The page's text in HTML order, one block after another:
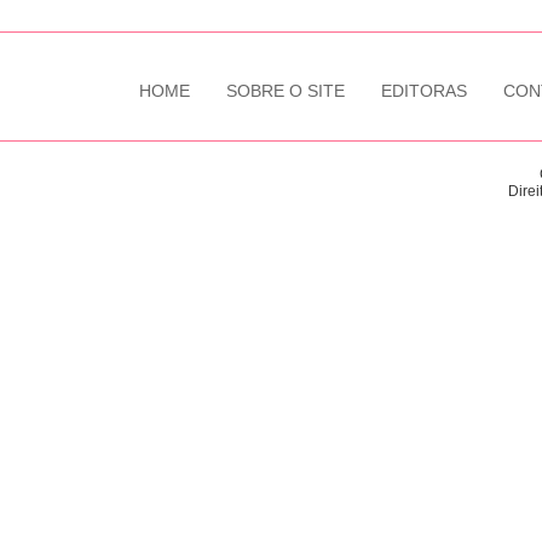
HOME SOBRE O SITE EDITORAS